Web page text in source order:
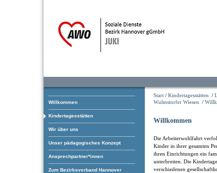
Willkommen
Kindertagesstätten
Wir über uns
Unser pädagogisches Konzept
Ansprechpartner*innen
Zum Bezirksverband Hannover
Start / Kindertagesstätten /
Wulmstorfer Wiesen /
Willkommen
Die Arbeiterwohlfahrt
Kinder in ihrer gesamten
ihren Einrichtungen ein
unterbreiten. Die
verschiedenen